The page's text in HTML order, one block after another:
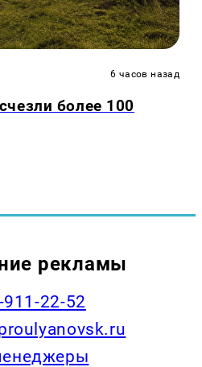
6 часов назад
более 100
рекламы
22-52